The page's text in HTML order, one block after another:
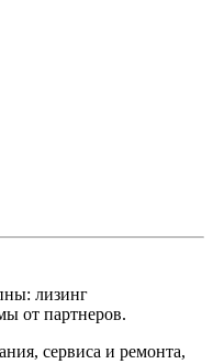
лизинг
от партнеров.
сервиса и ремонта,